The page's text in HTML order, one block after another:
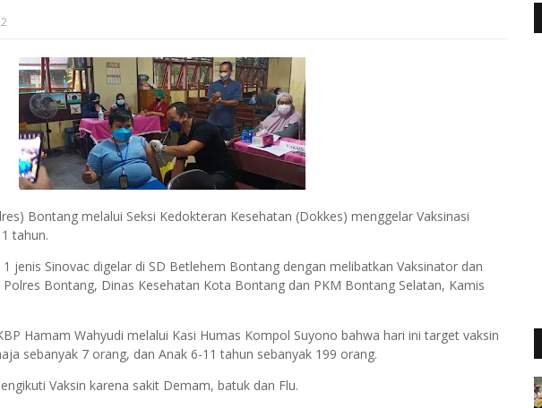
Bontang melalui Seksi Kedokteran Kesehatan (Dokkes) menggelar Vaksinasi
tahun.
jenis Sinovac digelar di SD Betlehem Bontang dengan melibatkan Vaksinator dan
Bontang, Dinas Kesehatan Kota Bontang dan PKM Bontang Selatan, Kamis
Hamam Wahyudi melalui Kasi Humas Kompol Suyono bahwa hari ini target vaksin
sebanyak 7 orang, dan Anak 6-11 tahun sebanyak 199 orang.
Vaksin karena sakit Demam, batuk dan Flu.